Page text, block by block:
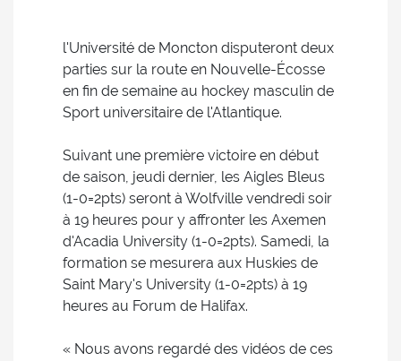
l'Université de Moncton disputeront deux
parties sur la route en Nouvelle-Écosse
en fin de semaine au hockey masculin de
Sport universitaire de l'Atlantique.
Suivant une première victoire en début
de saison, jeudi dernier, les Aigles Bleus
(1-0=2pts) seront à Wolfville vendredi soir
à 19 heures pour y affronter les Axemen
d'Acadia University (1-0=2pts). Samedi, la
formation se mesurera aux Huskies de
Saint Mary's University (1-0=2pts) à 19
heures au Forum de Halifax.
« Nous avons regardé des vidéos de ces